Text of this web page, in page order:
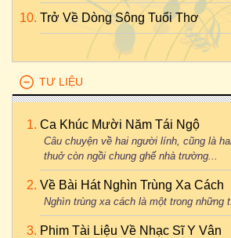
Trở Về Dòng Sông Tuổi Thơ
TƯ LIỆU
Ca Khúc Mười Năm Tái Ngộ
Câu chuyện về hai người lính, cũng là
thuở còn ngồi chung ghế nhà trường...
Về Bài Hát Nghìn Trùng Xa Cách
Nghìn trùng xa cách là một trong những
Phim Tài Liệu Về Nhạc Sĩ Y Vân